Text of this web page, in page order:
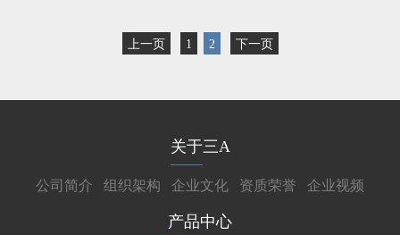
上一页 1 2 下一页
关于三A
公司简介 组织架构 企业文化 资质荣誉 企业视频
产品中心